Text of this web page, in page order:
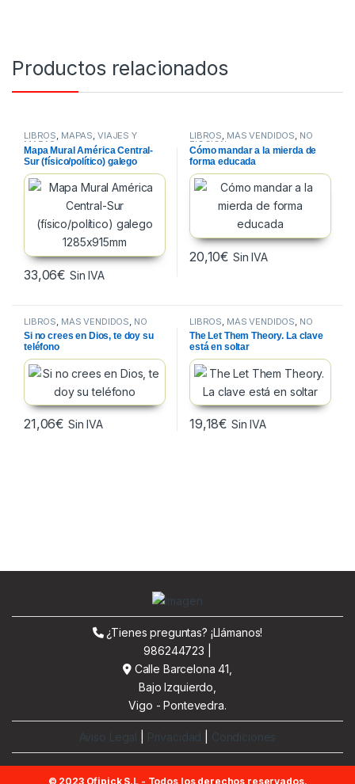
Productos relacionados
LIBROS, MAPAS, VIAJES Y
MAPAS
Mapa Mural América Central-
Sur (físico/político) galego
1285x915mm
33,06€ Sin IVA
LIBROS, MÁS VENDIDOS, NO
FICCION
Cómo mandar a la mierda de
forma educada
20,10€ Sin IVA
LIBROS MÁS VENDIDOS NO
FICCION
Si no crees en Dios, te doy su
teléfono
21,06€ Sin IVA
LIBROS MÁS VENDIDOS NO
FICCION
The Let Them Theory. La clave
está en soltar
19,18€ Sin IVA
¿Tienes preguntas? ¡Llámanos!
986244723 |
Calle Barcelona 41,
Bajo Izquierdo,
Vigo - Pontevedra.
Aviso Legal Privacidad Condiciones
© 2023 Ofipick S.L - Todos los derechos reservados.